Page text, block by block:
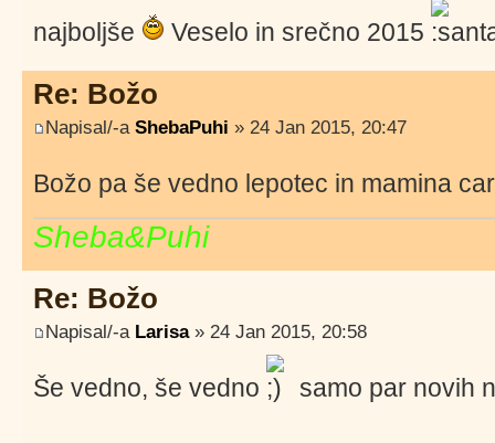
najboljše
Veselo in srečno 2015
Re: Božo
Napisal/-a ShebaPuhi » 24 Jan 2015, 20:47
Božo pa še vedno lepotec in mamina
Sheba&Puhi
Re: Božo
Napisal/-a Larisa» 24 Jan 2015, 20:58
Še vedno, še vedno samo par novih